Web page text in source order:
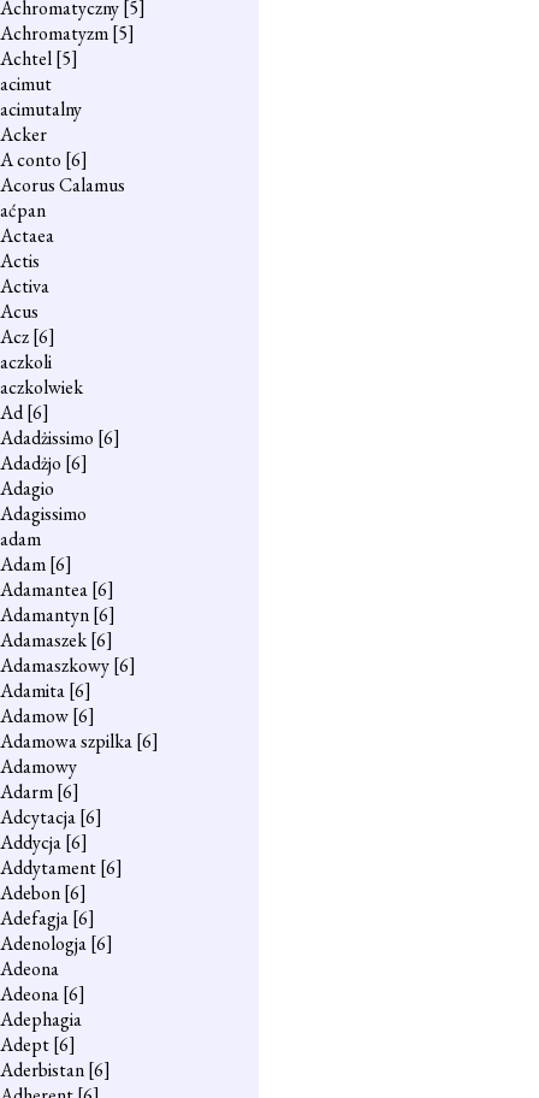
Achromatyczny[5]
Achromatyzm[5]
Achtel[5]
acimut
acimutalny
Acker
A conto [6]
Acorus Calamus
aćpan
Actaea
Actis
Activa
Acus
Acz[6]
aczkoli
aczkolwiek
Ad[6]
Adadżissimo [6]
Adadżjo [6]
Adagio
Adagissimo
adam
Adam[6]
Adamantea[6]
Adamantyn[6]
Adamaszek[6]
Adamaszkowy[6]
Adamita[6]
Adamow[6]
Adamowa szpilka[6]
Adamowy
Adarm[6]
Adcytacja[6]
Addycja[6]
Addytament[6]
Adebon[6]
Adefagja[6]
Adenologja[6]
Adeona
Adeona[6]
Adephagia
Adept[6]
Aderbistan[6]